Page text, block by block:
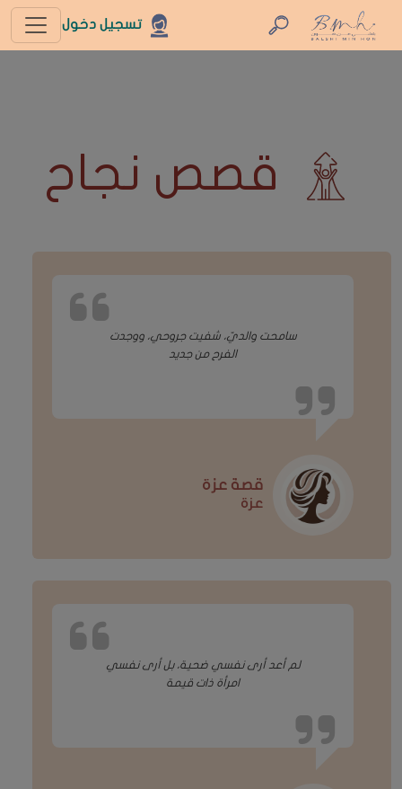
تسجيل دخول
قصص نجاح
سامحت والديّ، شفيت جروحي، ووجدت
الفرح من جديد
قصة عزة
عزة
لم أعد أرى نفسي ضحية، بل أرى نفسي
امرأة ذات قيمة